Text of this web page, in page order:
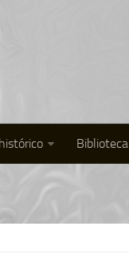
Biblioteca